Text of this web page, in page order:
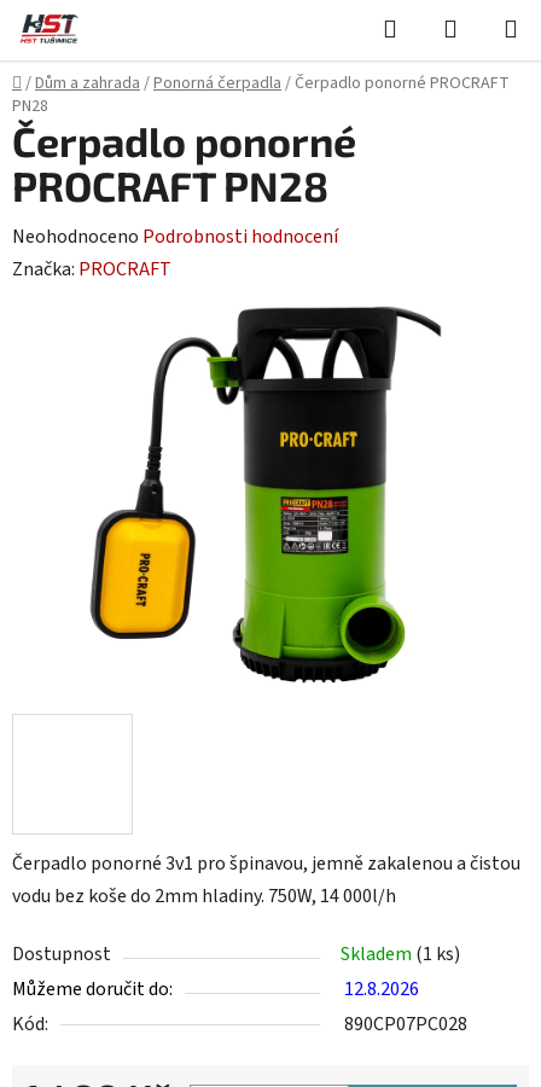
Přejít
obsah
Hledat
KOŠÍK
Domů
/Dům a zahrada/Ponorná čerpadla/ Čerpadlo ponorné PROCRAFT
PN28
Čerpadlo ponorné 3v1 pro špinavou, jemně zakalenou a čistou
vodu bez koše do 2mm hladiny. 750W, 14 000l/h
Dostupnost Skladem (1 ks)
Můžeme doručit do:
12.8.2026
Kód:
890CP07PC028
Čerpadlo ponorné
PROCRAFT PN28
Průměrné
hodnocení
Neohodnoceno Podrobnosti hodnocení
Značka: PROCRAFT